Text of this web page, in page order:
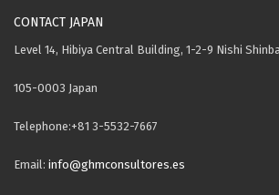
CONTACT JAPAN
Level 14, Hibiya Central Building, 1-2-9 Nishi
105-0003 Japan
Telephone:+81 3-5532-7667
Email: info@ghmconsultores.es